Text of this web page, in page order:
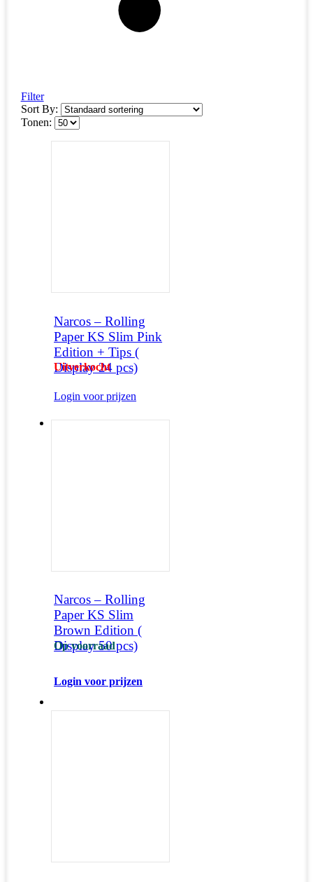
Filter
Sort By:
Tonen:
Narcos – Rolling
Paper KS Slim Pink
Edition + Tips (
Display 24 pcs)
Uitverkocht
Login voor prijzen
Narcos – Rolling
Paper KS Slim
Brown Edition (
Display 50 pcs)
Op voorraad
Login voor prijzen